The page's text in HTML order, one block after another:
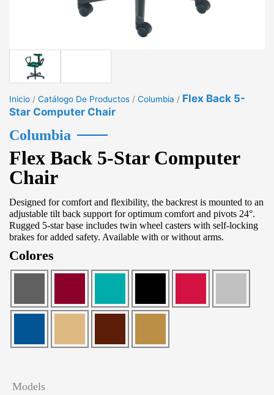
Inicio / Catálogo De Productos / Columbia / Flex Back 5-
Star Computer Chair
Columbia
Flex Back 5-Star Computer
Chair
Designed for comfort and flexibility, the backrest is mounted to an
adjustable tilt back support for optimum comfort and pivots 24°.
Rugged 5-star base includes twin wheel casters with self-locking
brakes for added safety. Available with or without arms.
Colores
Models